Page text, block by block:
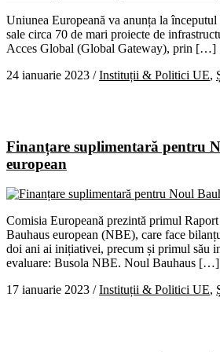
Uniunea Europeană va anunța la
sale circa 70 de mari proiecte de
Acces Global (Global Gateway), prin […]
24 ianuarie 2023 /Instituții & Politici UE,
Finanțare suplimentară pentru
european
Comisia Europeană prezintă primul
Bauhaus european (NBE), care face
doi ani ai inițiativei, precum și primul său
evaluare: Busola NBE. Noul Bauhaus […]
17 ianuarie 2023 /Instituții & Politici UE,